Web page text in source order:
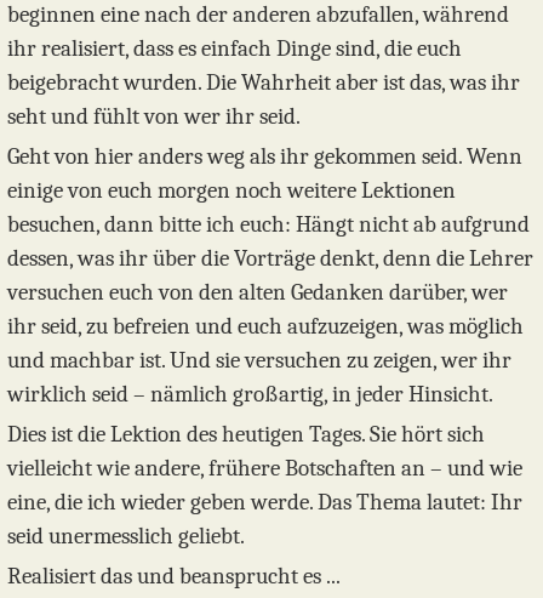
beginnen eine nach der anderen abzufallen, während
ihr realisiert, dass es einfach Dinge sind, die euch
beigebracht wurden. Die Wahrheit aber ist das, was ihr
seht und fühlt von wer ihr seid.
Geht von hier anders weg als ihr gekommen seid. Wenn
einige von euch morgen noch weitere Lektionen
besuchen, dann bitte ich euch: Hängt nicht ab aufgrund
dessen, was ihr über die Vorträge denkt, denn die Lehrer
versuchen euch von den alten Gedanken darüber, wer
ihr seid, zu befreien und euch aufzuzeigen, was möglich
und machbar ist. Und sie versuchen zu zeigen, wer ihr
wirklich seid – nämlich großartig, in jeder Hinsicht.
Dies ist die Lektion des heutigen Tages. Sie hört sich
vielleicht wie andere, frühere Botschaften an – und wie
eine, die ich wieder geben werde. Das Thema lautet: Ihr
seid unermesslich geliebt.
Realisiert das und beansprucht es ...